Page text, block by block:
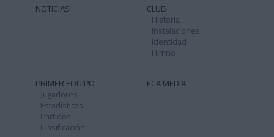
NOTICIAS CLUB
Historia
Instalaciones
Identidad
Himno
PRIMER EQUIPO
Jugadores
Estadísticas
Partidos
Clasificación
FCA MEDIA